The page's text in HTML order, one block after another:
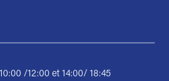
/12:00 et 14:00/ 18:45